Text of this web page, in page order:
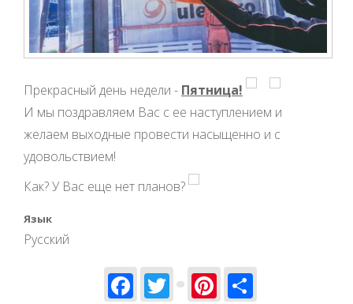
Прекрасный день недели - Пятница!
И мы поздравляем Вас с ее наступлением и
желаем выходные провести насыщенно и с
удовольствием!
Как? У Вас еще нет планов?
Язык
Русский
Facebook
TwitterPinterest